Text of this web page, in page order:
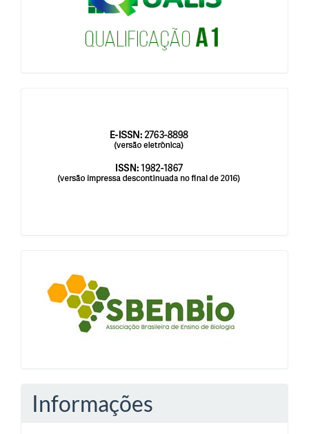
blocologosbenbio
Informações